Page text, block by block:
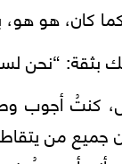
كان، هو هو،
بثقة: “نحن
أجوب
جميع من